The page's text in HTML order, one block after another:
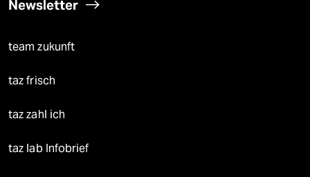
Newsletter
team zukunft
taz frisch
taz zahl ich
taz lab Infobrief